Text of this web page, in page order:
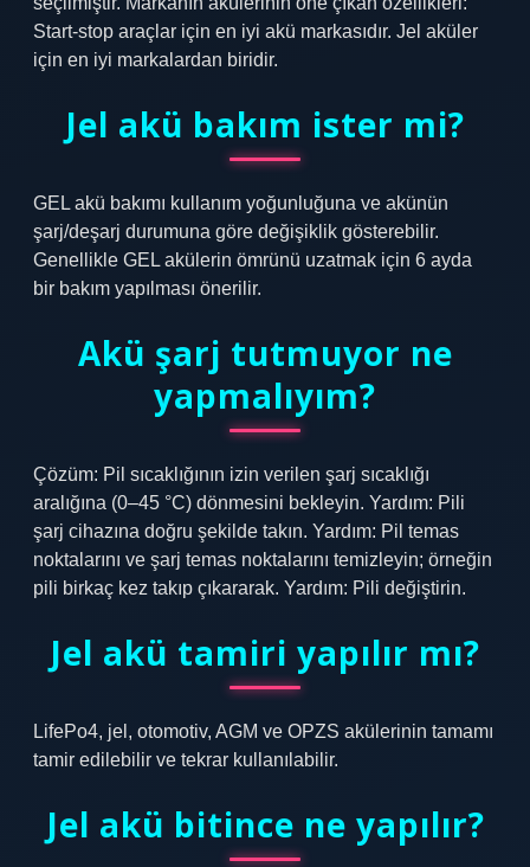
Start-stop araçlar için en iyi akü markasıdır. Jel aküler
için en iyi markalardan biridir.
Jel akü bakım ister mi?
GEL akü bakımı kullanım yoğunluğuna ve akünün
şarj/deşarj durumuna göre değişiklik gösterebilir.
Genellikle GEL akülerin ömrünü uzatmak için 6 ayda
bir bakım yapılması önerilir.
Akü şarj tutmuyor ne
yapmalıyım?
Çözüm: Pil sıcaklığının izin verilen şarj sıcaklığı
aralığına (0–45 °C) dönmesini bekleyin. Yardım: Pili
şarj cihazına doğru şekilde takın. Yardım: Pil temas
noktalarını ve şarj temas noktalarını temizleyin; örneğin
pili birkaç kez takıp çıkararak. Yardım: Pili değiştirin.
Jel akü tamiri yapılır mı?
LifePo4, jel, otomotiv, AGM ve OPZS akülerinin tamamı
tamir edilebilir ve tekrar kullanılabilir.
Jel akü bitince ne yapılır?